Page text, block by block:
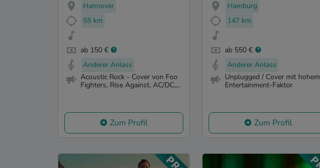
Hannover
55 km
ab 150 €
Anderer Anlass
Acoustic Rock - Cover von Foo
Fighters, Rise Against, AC/DC,...
Zum Profil
Hamburg
147 km
ab 550 €
Anderer Anlass
Unplugged / Cover mit hohem
Entertainment-Faktor
Zum Profil